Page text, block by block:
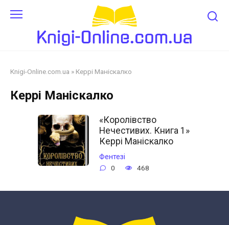
Knigi-Online.com.ua » Керрі Маніскалко
Керрі Маніскалко
«Королівство
Нечестивих. Книга 1»
Керрі Маніскалко
Фентезі
0 468